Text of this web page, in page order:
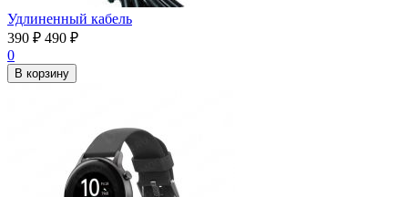
Удлиненный кабель
390 ₽ 490 ₽
0
В корзину